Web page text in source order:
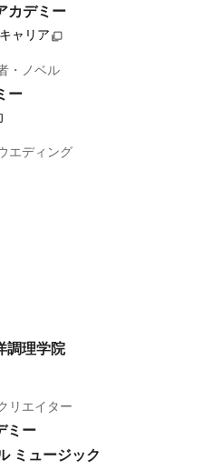
カデミー
キャリア
・ノベル
ー
エディング
調理学院
リエイター
ミー
ミュージック